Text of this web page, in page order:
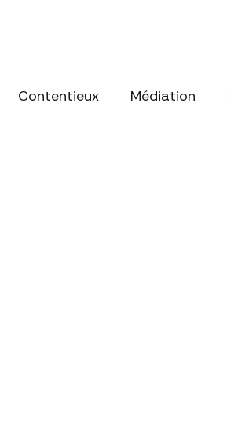
Contentieux Médiation